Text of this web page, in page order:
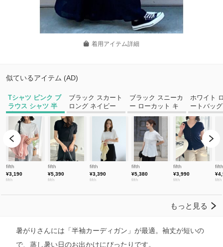
着用アイテム詳細
暑がりさんには「半袖カーディガン」が最適。袖丈が短いの
で、蒸し暑い日のお出かけにぴったりです。